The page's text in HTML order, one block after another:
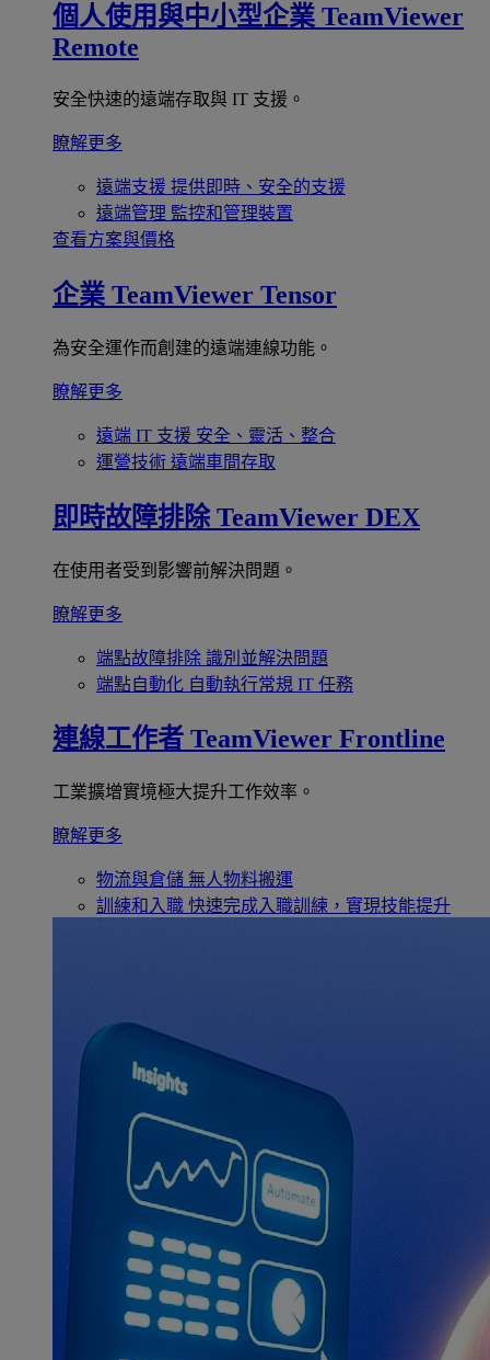
個人使用與中小型企業 TeamViewer
Remote
安全快速的遠端存取與 IT 支援。
瞭解更多
遠端支援 提供即時、安全的支援
遠端管理 監控和管理裝置
查看方案與價格
企業 TeamViewer Tensor
為安全運作而創建的遠端連線功能。
瞭解更多
遠端 IT 支援 安全、靈活、整合
運營技術 遠端車間存取
即時故障排除 TeamViewer DEX
在使用者受到影響前解決問題。
瞭解更多
端點故障排除 識別並解決問題
端點自動化 自動執行常規 IT 任務
連線工作者 TeamViewer Frontline
工業擴增實境極大提升工作效率。
瞭解更多
物流與倉儲 無人物料搬運
訓練和入職 快速完成入職訓練，實現技能提升